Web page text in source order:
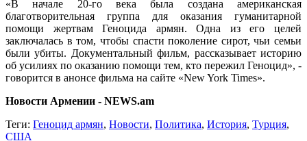
«В начале 20-го века была создана американская
благотворительная группа для оказания гуманитарной
помощи жертвам Геноцида армян. Одна из его целей
заключалась в том, чтобы спасти поколение сирот, чьи семьи
были убиты. Документальный фильм, рассказывает историю
об усилиях по оказанию помощи тем, кто пережил Геноцид», -
говорится в анонсе фильма на сайте «New York Times».
Новости Армении - NEWS.am
Теги: Геноцид армян, Новости, Политика, История, Турция,
США